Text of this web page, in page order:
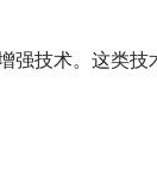
强技术。这类